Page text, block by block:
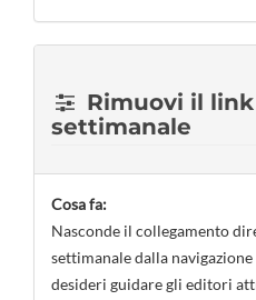
Rimuovi il
settimanale
Cosa fa:
Nasconde il collegamento
settimanale dalla
desideri guidare gli editori